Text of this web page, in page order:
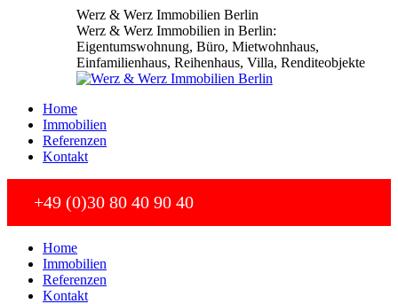
Werz & Werz Immobilien Berlin
Werz & Werz Immobilien in Berlin:
Eigentumswohnung, Büro, Mietwohnhaus,
Einfamilienhaus, Reihenhaus, Villa, Renditeobjekte
Home
Immobilien
Referenzen
Kontakt
+49 (0)30 80 40 90 40
Home
Immobilien
Referenzen
Kontakt